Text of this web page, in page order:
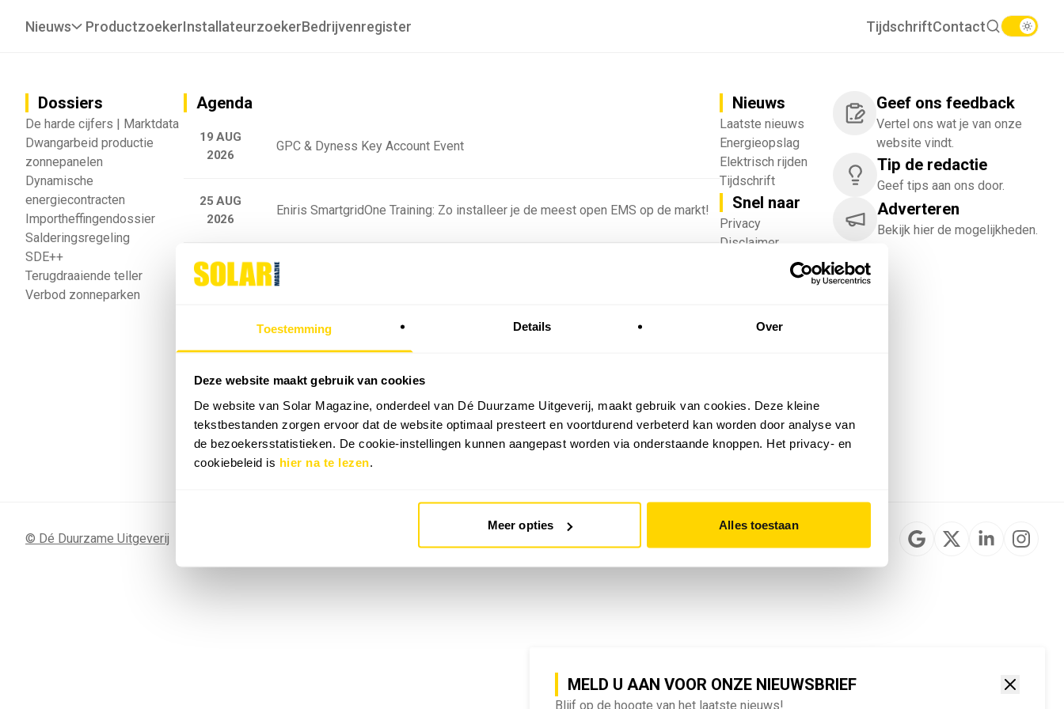
Toestemming Details Over
Deze website maakt gebruik van cookies
De website van Solar Magazine, onderdeel van Dé Duurzame Uitgeverij, maakt gebruik van cookies. Deze kleine
tekstbestanden zorgen ervoor dat de website optimaal presteert en voortdurend verbeterd kan worden door analyse van
de bezoekersstatistieken. De cookie-instellingen kunnen aangepast worden via onderstaande knoppen. Het privacy- en
cookiebeleid is hier na te lezen.
Meer opties Alles toestaan
MELD U AAN VOOR ONZE NIEUWSBRIEF
Blijf op de hoogte van het laatste nieuws!
Nieuws ProductzoekerInstallateurzoekerBedrijvenregister TijdschriftContact
Dossiers
De harde cijfers | Marktdata
Dwangarbeid productie
zonnepanelen
Dynamische
energiecontracten
Importheffingendossier
Salderingsregeling
SDE++
Terugdraaiende teller
Verbod zonneparken
Agenda
19 AUG
2026
GPC & Dyness Key Account Event
25 AUG
2026
Eniris SmartgridOne Training: Zo installeer je de meest open EMS op de markt!
25 AUG
2026
Sigenergy Training - Residentieel
2026
Webinar: Toekomstige batterijprofielen: hoe netbeheerders proberen
batterijgedrag in 2035 te voorspellen
2026
Sunergy Academy | SlimmeRik on Tour
Nieuws
Laatste nieuws
Energieopslag
Elektrisch rijden
Tijdschrift
Snel naar
Privacy
Disclaimer
Vacatures
English
Geef ons feedback
Vertel ons wat je van onze
website vindt.
Tip de redactie
Geef tips aan ons door.
Adverteren
Bekijk hier de mogelijkheden.
© Dé Duurzame Uitgeverij